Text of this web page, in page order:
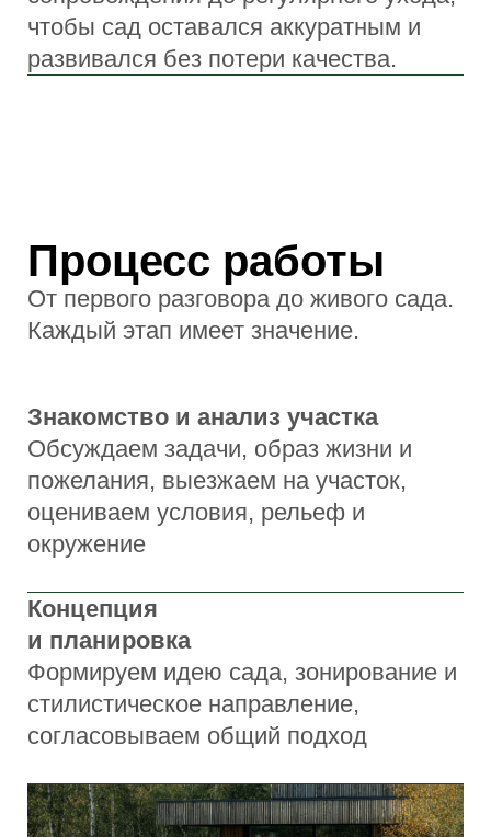
решения
Подготовка
участка
Проводим работы по подготовке:
Реализация
сада
Выполняем мощение, конструкции,
посадки и формируем композиции,
Сдача и сопровождение
Передаём сад и при необходимости
берём на сопровождение, чтобы он
развивался и сохранял качество